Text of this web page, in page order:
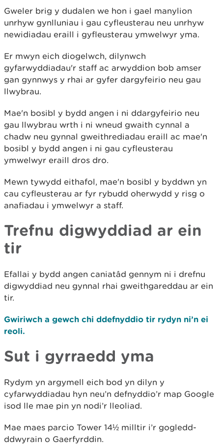
Gweler brig y dudalen we hon i gael manylion
unrhyw gynlluniau i gau cyfleusterau neu unrhyw
newidiadau eraill i gyfleusterau ymwelwyr yma.
Er mwyn eich diogelwch, dilynwch
gyfarwyddiadau'r staff ac arwyddion bob amser
gan gynnwys y rhai ar gyfer dargyfeirio neu gau
llwybrau.
Mae'n bosibl y bydd angen i ni ddargyfeirio neu
gau llwybrau wrth i ni wneud gwaith cynnal a
chadw neu gynnal gweithrediadau eraill ac mae'n
bosibl y bydd angen i ni gau cyfleusterau
ymwelwyr eraill dros dro.
Mewn tywydd eithafol, mae'n bosibl y byddwn yn
cau cyfleusterau ar fyr rybudd oherwydd y risg o
anafiadau i ymwelwyr a staff.
Trefnu digwyddiad ar ein
tir
Efallai y bydd angen caniatâd gennym ni i drefnu
digwyddiad neu gynnal rhai gweithgareddau ar ein
tir.
Gwiriwch a gewch chi ddefnyddio tir rydyn ni’n ei
reoli.
Sut i gyrraedd yma
Rydym yn argymell eich bod yn dilyn y
cyfarwyddiadau hyn neu’n defnyddio’r map Google
isod lle mae pin yn nodi’r lleoliad.
Mae maes parcio Tower 14½ milltir i’r gogledd-
ddwyrain o Gaerfyrddin.